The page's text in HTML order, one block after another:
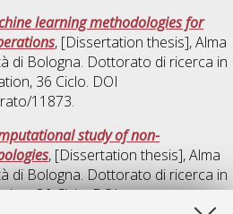
learning methodologies for
, [Dissertation thesis], Alma
di Bologna. Dottorato di ricerca in
, 36 Ciclo. DOI
11873.
study of non-
, [Dissertation thesis], Alma
di Bologna. Dottorato di ricerca in
, 36 Ciclo. DOI